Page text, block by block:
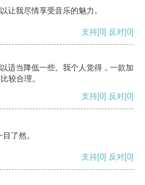
让我尽情享受音乐的魅力。
支持[0] 反对[0]
适当降低一些。我个人觉得，一款加
较合理。
支持[0] 反对[0]
了然。
支持[0] 反对[0]